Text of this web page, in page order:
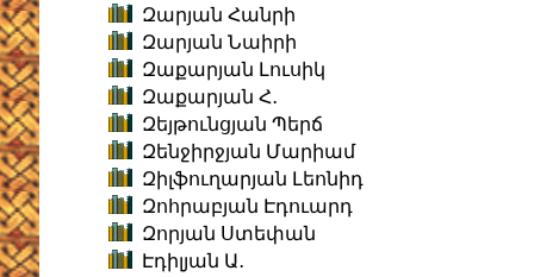
Զարյան Հանրի
Զարյան Նաիրի
Զաքարյան Լուսիկ
Զաքարյան Հ․
Զեյթունցյան Պերճ
Զենջիրջյան Մարիամ
Զիլֆուղարյան Լեոնիդ
Զոհրաբյան Էդուարդ
Զորյան Ստեփան
Էդիլյան Ա․